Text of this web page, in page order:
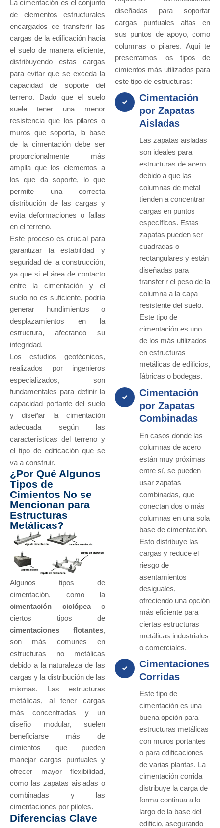
La cimentación es el conjunto
de elementos estructurales
encargados de transferir las
cargas de la edificación hacia
el suelo de manera eficiente,
distribuyendo estas cargas
para evitar que se exceda la
capacidad de soporte del
terreno. Dado que el suelo
suele tener una menor
resistencia que los pilares o
muros que soporta, la base
de la cimentación debe ser
proporcionalmente más
amplia que los elementos a
los que da soporte, lo que
permite una correcta
distribución de las cargas y
evita deformaciones o fallas
en el terreno.
Este proceso es crucial para
garantizar la estabilidad y
seguridad de la construcción,
ya que si el área de contacto
entre la cimentación y el
suelo no es suficiente, podría
generar hundimientos o
desplazamientos en la
estructura, afectando su
integridad.
Los estudios geotécnicos,
realizados por ingenieros
especializados, son
fundamentales para definir la
capacidad portante del suelo
y diseñar la cimentación
adecuada según las
características del terreno y
el tipo de edificación que se
va a construir.
¿Por Qué Algunos
Tipos de
Cimientos No se
Mencionan para
Estructuras
Metálicas?
Algunos tipos de
cimentación, como la
cimentación ciclópeao
ciertos tipos de
cimentaciones flotantes,
son más comunes en
estructuras no metálicas
debido a la naturaleza de las
cargas y la distribución de las
mismas. Las estructuras
metálicas, al tener cargas
más concentradas y un
diseño modular, suelen
beneficiarse más de
cimientos que pueden
manejar cargas puntuales y
ofrecer mayor flexibilidad,
como las zapatas aisladas o
combinadas y las
cimentaciones por pilotes.
Diferencias Clave
diseñadas para soportar
cargas puntuales altas en
sus puntos de apoyo, como
columnas o pilares. Aquí te
presentamos los tipos de
cimientos más utilizados para
este tipo de estructuras:
Cimentación
por Zapatas
Aisladas
Las zapatas aisladas
son ideales para
estructuras de acero
debido a que las
columnas de metal
tienden a concentrar
cargas en puntos
específicos. Estas
zapatas pueden ser
cuadradas o
rectangulares y están
diseñadas para
transferir el peso de la
columna a la capa
resistente del suelo.
Este tipo de
cimentación es uno
de los más utilizados
en estructuras
metálicas de edificios,
fábricas o bodegas.
Cimentación
por Zapatas
Combinadas
En casos donde las
columnas de acero
están muy próximas
entre sí, se pueden
usar zapatas
combinadas, que
conectan dos o más
columnas en una sola
base de cimentación.
Esto distribuye las
cargas y reduce el
riesgo de
asentamientos
desiguales,
ofreciendo una opción
más eficiente para
ciertas estructuras
metálicas industriales
o comerciales.
Cimentaciones
Corridas
Este tipo de
cimentación es una
buena opción para
estructuras metálicas
con muros portantes
o para edificaciones
de varias plantas. La
cimentación corrida
distribuye la carga de
forma continua a lo
largo de la base del
edificio, asegurando